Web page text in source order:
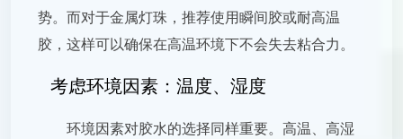
势。而对于金属灯珠，推荐使用瞬间胶或耐高温
胶，这样可以确保在高温环境下不会失去粘合力。
考虑环境因素：温度、湿度
环境因素对胶水的选择同样重要。高温、高湿